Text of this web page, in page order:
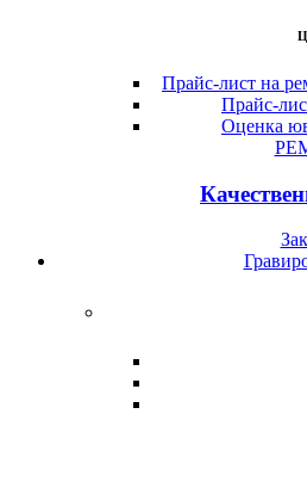
Прайс-лист на
Прайс-
Оценка